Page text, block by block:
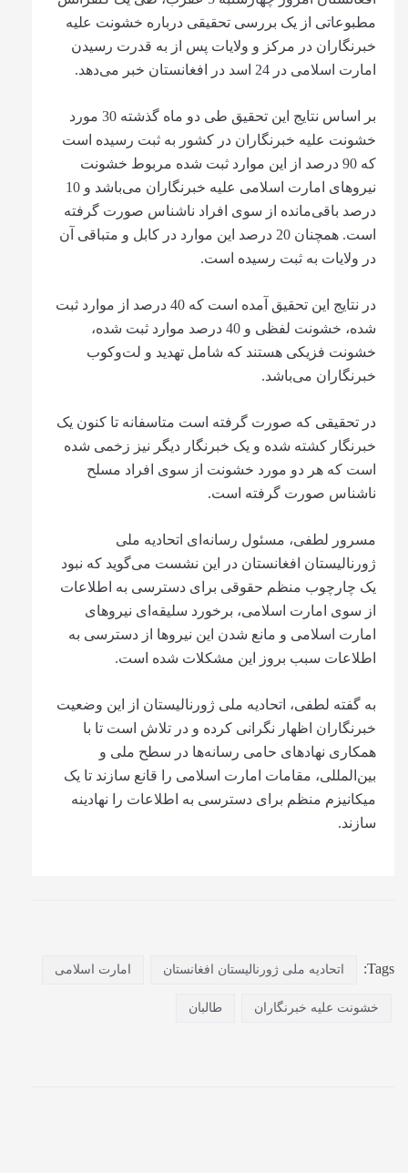
مطبوعاتی از یک بررسی تحقیقی درباره خشونت علیه
خبرنگاران در مرکز و ولایات پس از به قدرت رسیدن
امارت اسلامی در 24 اسد در افغانستان خبر می‌دهد.
بر اساس نتایج این تحقیق طی دو ماه گذشته 30 مورد
خشونت علیه خبرنگاران در کشور به ثبت رسیده است
که 90 درصد از این موارد ثبت شده مربوط خشونت
نیروهای امارت اسلامی علیه خبرنگاران می‌باشد و 10
درصد باقی‌مانده از سوی افراد ناشناس صورت گرفته
است. همچنان 20 درصد این موارد در کابل و متباقی آن
در ولایات به ثبت رسیده است.
در نتایج این تحقیق آمده است که 40 درصد از موارد ثبت
شده، خشونت لفظی و 40 درصد موارد ثبت شده،
خشونت فزیکی هستند که شامل تهدید و لت‌وکوب
خبرنگاران می‌باشد.
در تحقیقی که صورت گرفته است متاسفانه تا کنون یک
خبرنگار کشته شده و یک خبرنگار دیگر نیز زخمی شده
است که هر دو مورد خشونت از سوی افراد مسلح
ناشناس صورت گرفته است.
مسرور لطفی، مسئول رسانه‌ای اتحادیه ملی
ژورنالیستان افغانستان در این نشست می‌گوید که نبود
یک چارچوب منظم حقوقی برای دسترسی به اطلاعات
از سوی امارت اسلامی، برخورد سلیقه‌ای نیروهای
امارت اسلامی و مانع شدن این نیروها از دسترسی به
اطلاعات سبب بروز این مشکلات شده است.
به گفته لطفی، اتحادیه ملی ژورنالیستان از این وضعیت
خبرنگاران اظهار نگرانی کرده و در تلاش است تا با
همکاری نهادهای حامی رسانه‌ها در سطح ملی و
بین‌المللی، مقامات امارت اسلامی را قانع سازند تا یک
میکانیزم منظم برای دسترسی به اطلاعات را نهادینه
سازند.
Tags: اتحادیه ملی ژورنالیستان افغانستان امارت اسلامی
خشونت علیه خبرنگاران طالبان